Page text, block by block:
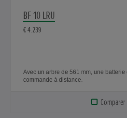
BF 10 LRU
€ 4.239
Avec un arbre de 561 mm, une
commande à distance.
Comparer